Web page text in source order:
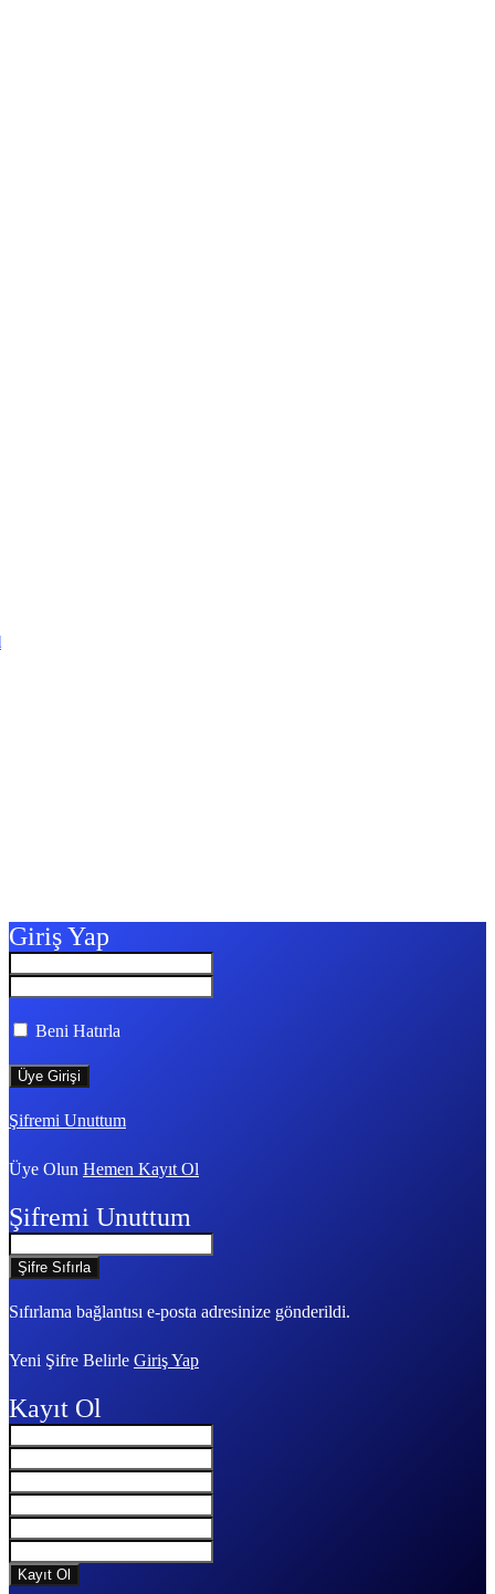
Giriş Yap
Beni Hatırla
Şifremi Unuttum
Üye Olun Hemen Kayıt Ol
Şifremi Unuttum
Sıfırlama bağlantısı e-posta adresinize gönderildi.
Yeni Şifre Belirle Giriş Yap
Kayıt Ol